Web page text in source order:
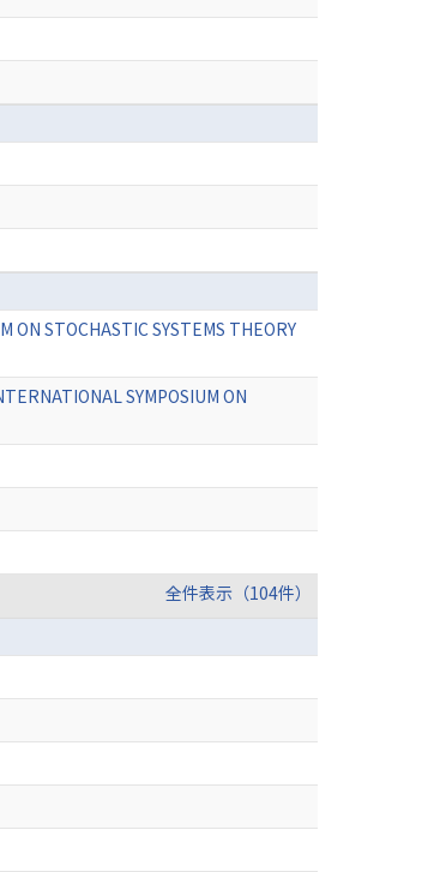
STOCHASTIC SYSTEMS THEORY
SYMPOSIUM ON
全件表示（104件）